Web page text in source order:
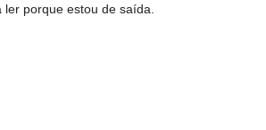
ler porque estou de saída.